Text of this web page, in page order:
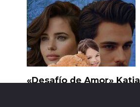
«Desafío de Amor» Katia